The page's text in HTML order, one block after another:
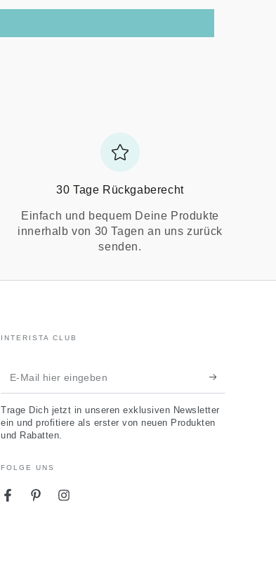
30 Tage Rückgaberecht
Einfach und bequem Deine Produkte
innerhalb von 30 Tagen an uns zurück
senden.
INTERISTA CLUB
E-
Mail
hier
eingeben
Trage Dich jetzt in unseren exklusiven Newsletter
ein und profitiere als erster von neuen Produkten
und Rabatten.
FOLGE UNS
FacebookPinterestInstagram